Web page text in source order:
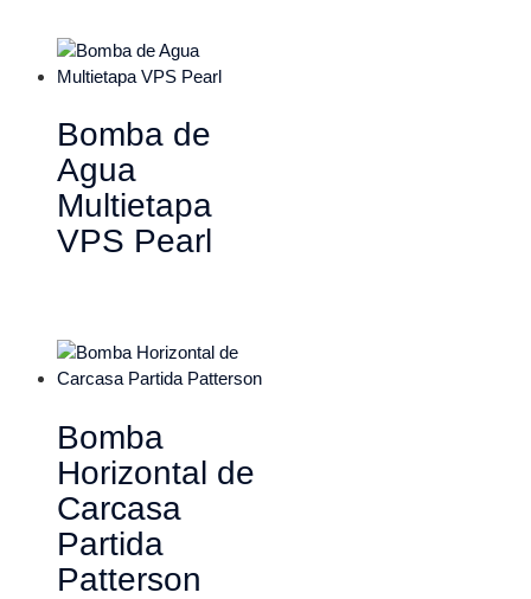
Bomba de
Agua
Multietapa
VPS Pearl
Bomba
Horizontal de
Carcasa
Partida
Patterson